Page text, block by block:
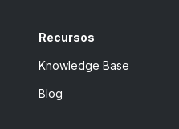
Recursos
Knowledge Base
Blog